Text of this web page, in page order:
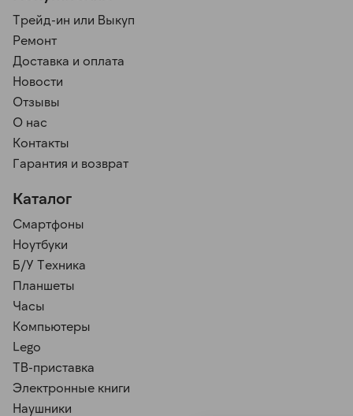
Трейд-ин или Выкуп
Ремонт
Доставка и оплата
Новости
Отзывы
О нас
Контакты
Гарантия и возврат
Каталог
Смартфоны
Ноутбуки
Б/У Техника
Планшеты
Часы
Компьютеры
Lego
ТВ-приставка
Электронные книги
Наушники